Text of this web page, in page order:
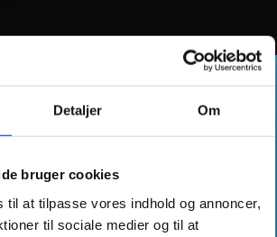
Detaljer Om
bruger cookies
til at tilpasse vores indhold og annoncer,
til sociale medier og til at